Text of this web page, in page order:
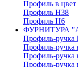
Профиль в
Профиль H38
Профиль H6
ФУРНИТУРА
Профиль-ручка
Профиль-ручка
Профиль-ручка
Профиль-ручка